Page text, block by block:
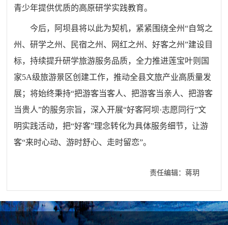
青少年提供优质的高原研学实践教育。
今后，阿坝县将以此为契机，紧紧围绕全州“自驾之
州、研学之州、民宿之州、网红之州、好客之州”建设目
标，持续提升研学旅游服务品质，全力推进莲宝叶则国
家5A级旅游景区创建工作，推动全县文旅产业高质量发
展；将始终秉持“把游客当客人、把游客当亲人、把游客
当贵人”的服务宗旨，深入开展“好客阿坝·志愿同行”文
明实践活动，把“好客”理念转化为具体服务细节，让游
客“来时心动、游时舒心、走时留恋”。
责任编辑：蒋玥